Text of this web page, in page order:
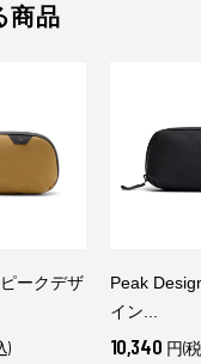
商品
ークデザ
)
Peak
イン...
10,340 円(